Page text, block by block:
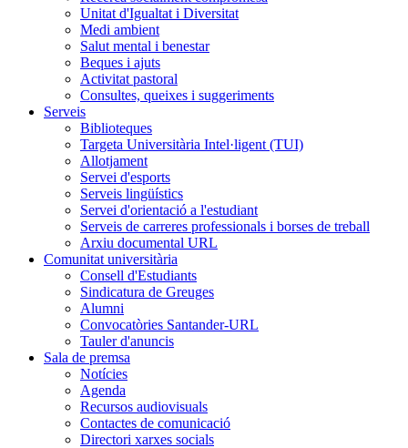
Unitat d'Igualtat i Diversitat
Medi ambient
Salut mental i benestar
Beques i ajuts
Activitat pastoral
Consultes, queixes i suggeriments
Serveis
Biblioteques
Targeta Universitària Intel·ligent (TUI)
Allotjament
Servei d'esports
Serveis lingüístics
Servei d'orientació a l'estudiant
Serveis de carreres professionals i borses de treball
Arxiu documental URL
Comunitat universitària
Consell d'Estudiants
Sindicatura de Greuges
Alumni
Convocatòries Santander-URL
Tauler d'anuncis
Sala de premsa
Notícies
Agenda
Recursos audiovisuals
Contactes de comunicació
Directori xarxes socials